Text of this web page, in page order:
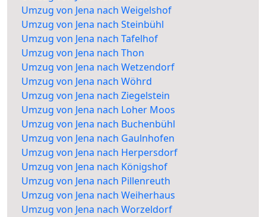
Umzug von Jena nach Weigelshof
Umzug von Jena nach Steinbühl
Umzug von Jena nach Tafelhof
Umzug von Jena nach Thon
Umzug von Jena nach Wetzendorf
Umzug von Jena nach Wöhrd
Umzug von Jena nach Ziegelstein
Umzug von Jena nach Loher Moos
Umzug von Jena nach Buchenbühl
Umzug von Jena nach Gaulnhofen
Umzug von Jena nach Herpersdorf
Umzug von Jena nach Königshof
Umzug von Jena nach Pillenreuth
Umzug von Jena nach Weiherhaus
Umzug von Jena nach Worzeldorf